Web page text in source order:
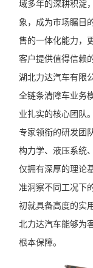
域多年的深耕积淀
象，成为市场瞩目
售的一体化能力，
客户提供值得信赖
湖北力达汽车有限
全链条清障车业务
业扎实的核心团队
专家领衔的研发团
构力学、液压系统
仅拥有深厚的理论
准洞察不同工况下
初就具备高度的实
北力达汽车能够为
根本保障。